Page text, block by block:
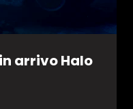
arrivo Halo